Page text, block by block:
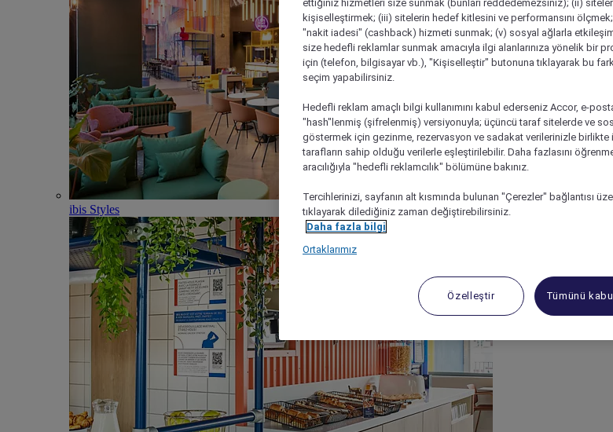
ibis Styles
ettiğiniz hizmetleri size sunmak (bunları reddedemezsiniz); (ii)
kişiselleştirmek; (iii) sitelerin hedef kitlesini ve performansını
"nakit iadesi" (cashback) hizmeti sunmak; (v) sosyal ağlarla
size hedefli reklamlar sunmak amacıyla ilgi alanlarınıza yönelik bir
için (telefon, bilgisayar vb.), "Kişiselleştir" butonuna tıklayarak bu
seçim yapabilirsiniz.
Hedefli reklam amaçlı bilgi kullanımını kabul ederseniz Accor, e-
"hash"lenmiş (şifrelenmiş) versiyonuyla; üçüncü taraf sitelerde ve
göstermek için gezinme, rezervasyon ve sadakat verilerinizle birlikte
tarafların sahip olduğu verilerle eşleştirilebilir. Daha fazlasını
aracılığıyla "hedefli reklamcılık" bölümüne bakınız.
Tercihlerinizi, sayfanın alt kısmında bulunan "Çerezler" bağlantısı
tıklayarak dilediğiniz zaman değiştirebilirsiniz.
Daha fazla bilgi
Ortaklarımız
Özelleştir Tümünü